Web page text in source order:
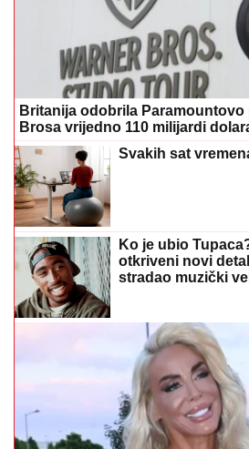
Britanija odobrila Paramountovo
Brosa vrijedno 110 milijardi
Svakih sat
Ko je ubio
otkriveni novi
stradao muzički